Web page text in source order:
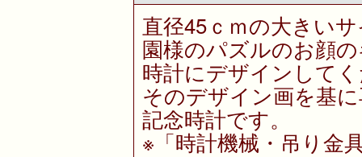
直径45ｃｍの大きい
園様のパズルのお顔
時計にデザインして
そのデザイン画を基
記念時計です。
※「時計機械・吊り金